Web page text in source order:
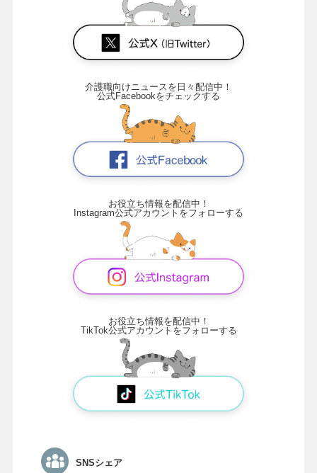
介護職向けニュースを日々配信中！
公式Facebookをチェックする
お役立ち情報を配信中！
Instagram公式アカウントをフォローする
お役立ち情報を配信中！
TikTok公式アカウントをフォローする
SNSシェア